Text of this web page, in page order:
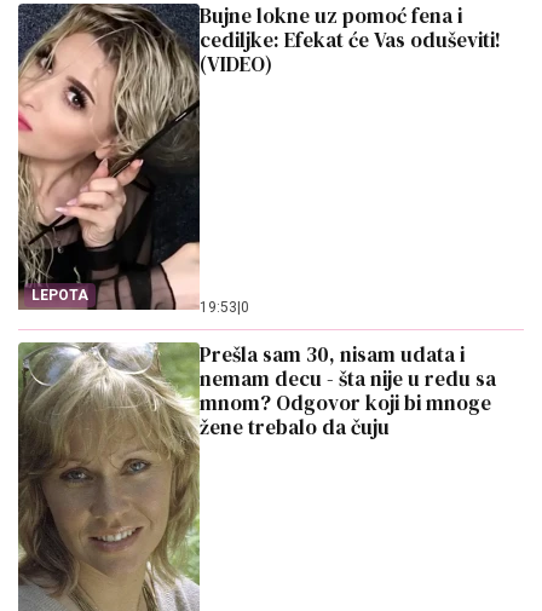
LEPOTA
Bujne lokne uz pomoć fena i
cediljke: Efekat će Vas oduševiti!
(VIDEO)
19:53 0
Prešla sam 30, nisam udata i
nemam decu - šta nije u redu sa
mnom? Odgovor koji bi mnoge
žene trebalo da čuju